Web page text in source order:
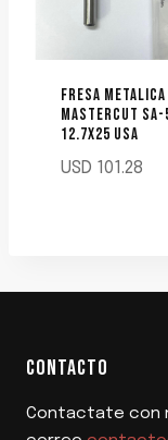
FRESA METALICA
MASTERCUT SA-
12.7X25 USA
USD 101.28
CONTACTO
Contactate con